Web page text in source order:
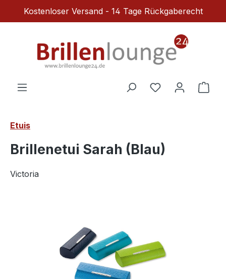
Zum Hauptinhalt springen
Kostenloser Versand - 14 Tage Rückgaberecht
Du hast 0
Etuis
Brillenetui Sarah (Blau)
Victoria